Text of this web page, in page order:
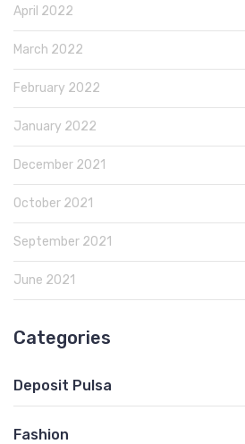
April 2022
March 2022
February 2022
January 2022
December 2021
October 2021
September 2021
June 2021
Categories
Deposit Pulsa
Fashion